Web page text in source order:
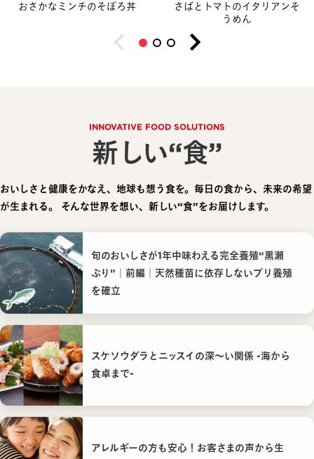
おさかなミンチのそぼろ丼
さばとトマトのイタリアンそ
うめん
INNOVATIVE FOOD SOLUTIONS
新しい“食”
おいしさと健康をかなえ、地球も想う食を。毎日の食から、未来の希望
が生まれる。
そんな世界を想い、新しい“食”をお届けします。
旬のおいしさが1年中味わえる完全養殖“黒瀬
ぶり”｜前編｜天然種苗に依存しないブリ養殖
を確立
スケソウダラとニッスイの深〜い関係 -海から
食卓まで-
アレルギーの方も安心！お客さまの声から生